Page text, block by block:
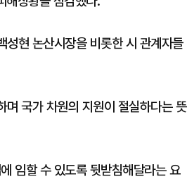
현 논산시장을 비롯한 시 관계자들
며 국가 차원의 지원이 절실하다는 뜻
임할 수 있도록 뒷받침해달라는 요